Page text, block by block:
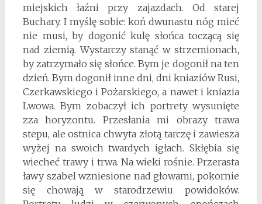
miejskich łaźni przy zajazdach. Od starej
Buchary. I myślę sobie: koń dwunastu nóg mieć
nie musi, by dogonić kulę słońca toczącą się
nad ziemią. Wystarczy stanąć w strzemionach,
by zatrzymało się słońce. Bym je dogonił na ten
dzień. Bym dogonił inne dni, dni kniaziów Rusi,
Czerkawskiego i Pożarskiego, a nawet i kniazia
Lwowa. Bym zobaczył ich portrety wysunięte
zza horyzontu. Przesłania mi obrazy trawa
stepu, ale ostnica chwyta złotą tarczę i zawiesza
wyżej na swoich twardych igłach. Skłębia się
wiecheć trawy i trwa. Na wieki rośnie. Przerasta
ławy szabel wzniesione nad głowami, pokornie
się chowają w starodrzewiu powidoków.